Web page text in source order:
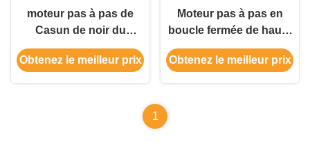
moteur pas à pas de
Casun de noir du
moteur pas à pas 1.5A
de boucle bloquée de la
Obtenez le meilleur prix
Moteur pas à pas en
boucle fermée de haute
précision 58 mm Corps
1.5A Pour machines-
Obtenez le meilleur prix
1